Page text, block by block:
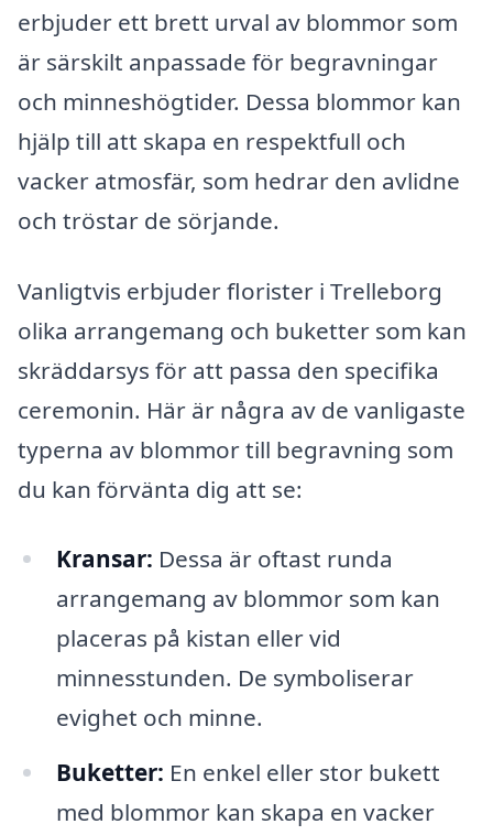
erbjuder ett brett urval av blommor som
är särskilt anpassade för begravningar
och minneshögtider. Dessa blommor kan
hjälp till att skapa en respektfull och
vacker atmosfär, som hedrar den avlidne
och tröstar de sörjande.
Vanligtvis erbjuder florister i Trelleborg
olika arrangemang och buketter som kan
skräddarsys för att passa den specifika
ceremonin. Här är några av de vanligaste
typerna av blommor till begravning som
du kan förvänta dig att se:
Kransar: Dessa är oftast runda
arrangemang av blommor som kan
placeras på kistan eller vid
minnesstunden. De symboliserar
evighet och minne.
Buketter: En enkel eller stor bukett
med blommor kan skapa en vacker